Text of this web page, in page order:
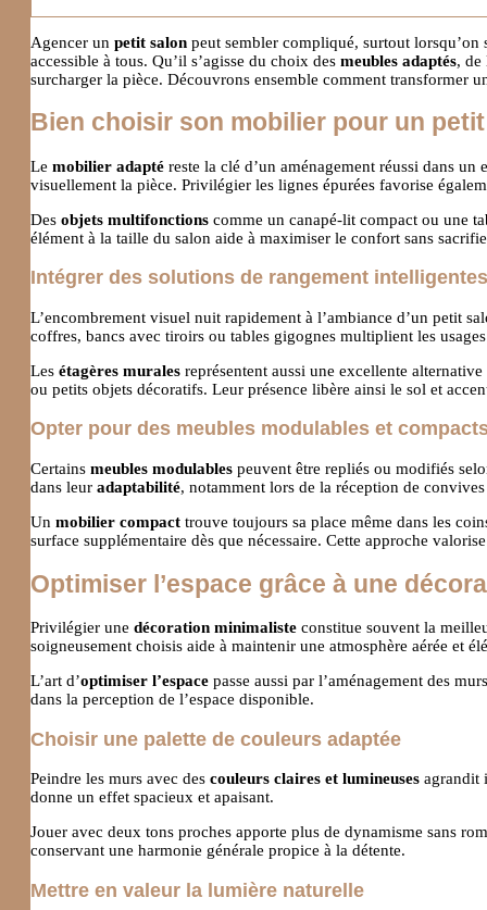
Agencer un petit salon peut sembler compliqué, surtout
accessible à tous. Qu’il s’agisse du choix des meubles adaptés, de
surcharger la pièce. Découvrons ensemble comment transformer
Bien choisir son mobilier pour un
Le mobilier adapté reste la clé d’un aménagement réussi dans
visuellement la pièce. Privilégier les lignes épurées favorise
Des objets multifonctions comme un canapé-lit compact ou une
élément à la taille du salon aide à maximiser le confort sans
Intégrer des solutions de rangement intelligentes
L’encombrement visuel nuit rapidement à l’ambiance d’un petit
coffres, bancs avec tiroirs ou tables gigognes multiplient les
Les étagères murales représentent aussi une excellente
ou petits objets décoratifs. Leur présence libère ainsi le sol et
Opter pour des meubles modulables et
Certains meubles modulables peuvent être repliés ou modifiés
dans leur adaptabilité, notamment lors de la réception de
Un mobilier compact trouve toujours sa place même dans les
surface supplémentaire dès que nécessaire. Cette approche
Optimiser l’espace grâce à une
Privilégier une décoration minimaliste constitue souvent la
soigneusement choisis aide à maintenir une atmosphère aérée et
L’art d’optimiser l’espace passe aussi par l’aménagement des
dans la perception de l’espace disponible.
Choisir une palette de couleurs adaptée
Peindre les murs avec des couleurs claires et lumineuses agrandit
donne un effet spacieux et apaisant.
Jouer avec deux tons proches apporte plus de dynamisme sans
conservant une harmonie générale propice à la détente.
Mettre en valeur la lumière naturelle